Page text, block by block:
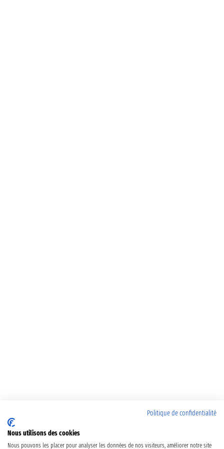
Politique de confidentialité
Nous utilisons des cookies
Nous pouvons les placer pour analyser les données de nos visiteurs, améliorer notre site